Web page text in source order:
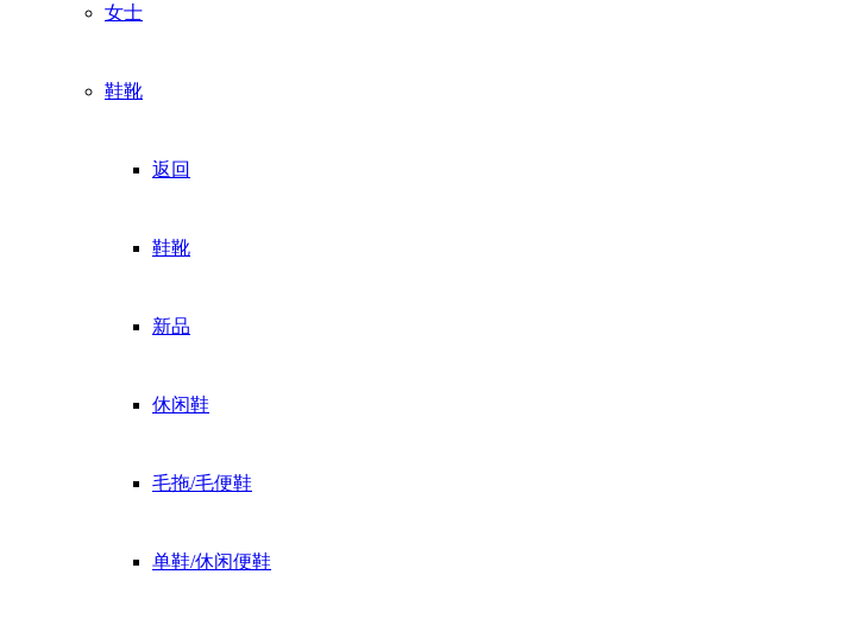
女士
鞋靴
返回
鞋靴
新品
休闲鞋
毛拖/毛便鞋
单鞋/休闲便鞋